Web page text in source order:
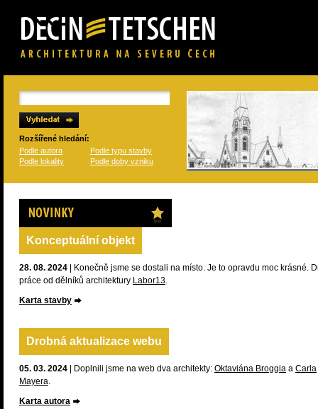
Rozšířené hledání:
Podle autora
Podle typu stavby
Podle lokality
Podle doby vzniku
Novinky
Konceptuální objekt
28. 08. 2024 | Konečně jsme se dostali na místo. Je to opravdu moc krásné.
práce od dělníků architektury Labor13.
Karta stavby
Drobná aktualizace webu
05. 03. 2024 | Doplnili jsme na web dva architekty: Oktaviána Broggia a Carla
Mayera.
Karta autora